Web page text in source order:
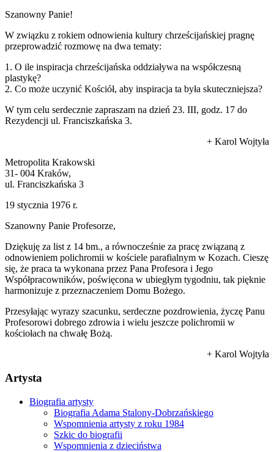
Szanowny Panie!
W związku z rokiem odnowienia kultury chrześcijańskiej pragnę
przeprowadzić rozmowę na dwa tematy:
1. O ile inspiracja chrześcijańska oddziaływa na współczesną
plastykę?
2. Co może uczynić Kościół, aby inspiracja ta była skuteczniejsza?
W tym celu serdecznie zapraszam na dzień 23. III, godz. 17 do
Rezydencji ul. Franciszkańska 3.
+ Karol Wojtyła
Metropolita Krakowski
31- 004 Kraków,
ul. Franciszkańska 3
19 stycznia 1976 r.
Szanowny Panie Profesorze,
Dziękuję za list z 14 bm., a równocześnie za pracę związaną z
odnowieniem polichromii w kościele parafialnym w Kozach. Cieszę
się, że praca ta wykonana przez Pana Profesora i Jego
Współpracowników, poświęcona w ubiegłym tygodniu, tak pięknie
harmonizuje z przeznaczeniem Domu Bożego.
Przesyłając wyrazy szacunku, serdeczne pozdrowienia, życzę Panu
Profesorowi dobrego zdrowia i wielu jeszcze polichromii w
kościołach na chwałę Bożą.
+ Karol Wojtyła
Аrtysta
Biografia artysty
Biografia Adama Stalony-Dobrzańskiego
Wspomnienia artysty z roku 1984
Szkic do biografii
Wspomnienia z dzieciństwa